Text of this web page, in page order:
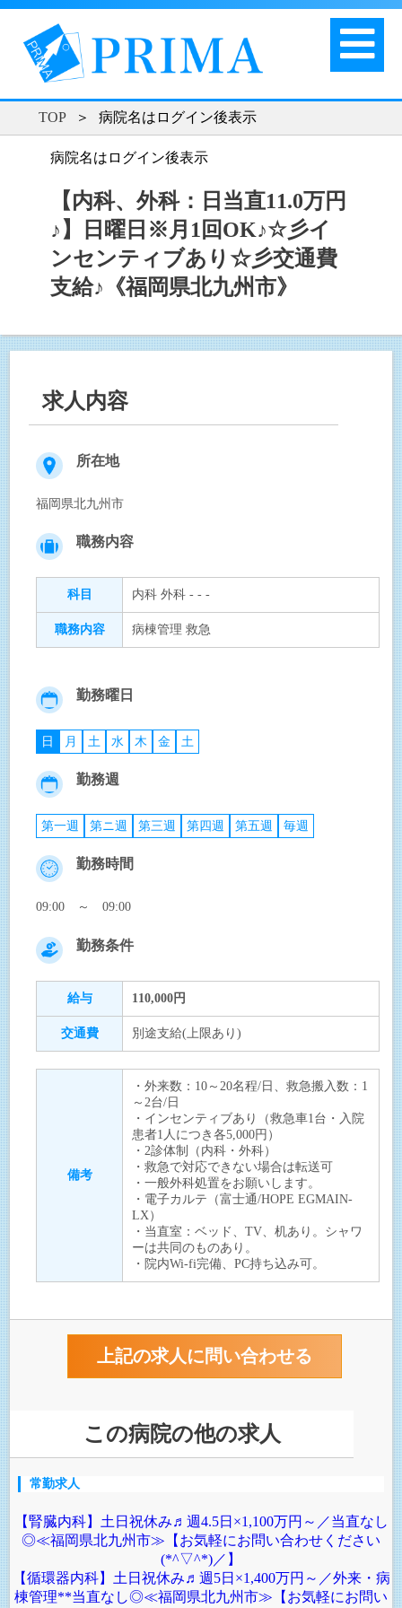
TOP ＞ 病院名はログイン後表示
病院名はログイン後表示
【内科、外科：日当直11.0万円
♪】日曜日※月1回OK♪☆彡イ
ンセンティブあり☆彡交通費
支給♪《福岡県北九州市》
求人内容
所在地
福岡県北九州市
職務内容
科目 内科 外科 - - -
職務内容 病棟管理 救急
勤務曜日
日 月 土 水 木 金 土
勤務週
第一週 第ニ週 第三週 第四週 第五週 毎週
勤務時間
09:00 ～ 09:00
勤務条件
給与 110,000円
交通費 別途支給(上限あり)
備考
・外来数：10～20名程/日、救急搬入数：1
～2台/日
・インセンティブあり（救急車1台・入院
患者1人につき各5,000円）
・2診体制（内科・外科）
・救急で対応できない場合は転送可
・一般外科処置をお願いします。
・電子カルテ（富士通/HOPE EGMAIN-
LX）
・当直室：ベッド、TV、机あり。シャワ
ーは共同のものあり。
・院内Wi-fi完備、PC持ち込み可。
この病院の他の求人
常勤求人
【腎臓内科】土日祝休み♬週4.5日×1,100万円～／当直なし
◎≪福岡県北九州市≫【お気軽にお問い合わせください
(*^▽^*)／】
【循環器内科】土日祝休み♬週5日×1,400万円～／外来・病
棟管理**当直なし◎≪福岡県北九州市≫【お気軽にお問い